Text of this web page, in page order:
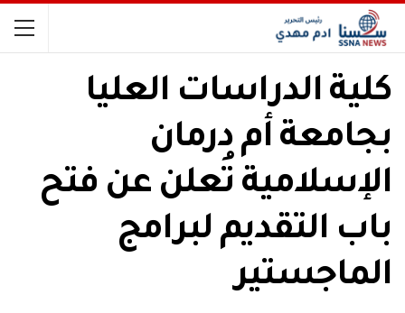
كلية الدراسات العليا
بجامعة أم درمان
الإسلامية تُعلن عن فتح
باب التقديم لبرامج
الماجستير